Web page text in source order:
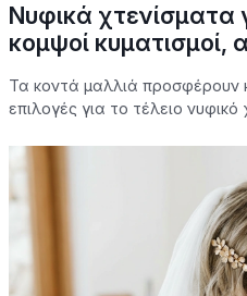
Νυφικά χτενίσματα
κομψοί κυματισμοί,
Τα κοντά μαλλιά προσφέρουν
επιλογές για το τέλειο